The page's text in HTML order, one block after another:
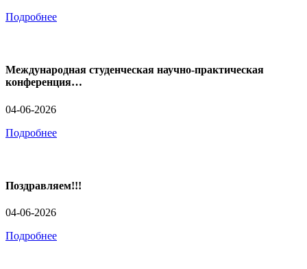
Подробнее
Международная студенческая научно-практическая
конференция…
04-06-2026
Подробнее
Поздравляем!!!
04-06-2026
Подробнее